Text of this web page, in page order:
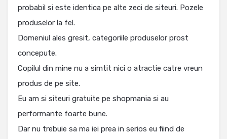
probabil si este identica pe alte zeci de siteuri. Pozele
produselor la fel.
Domeniul ales gresit, categoriile produselor prost
concepute.
Copilul din mine nu a simtit nici o atractie catre vreun
produs de pe site.
Eu am si siteuri gratuite pe shopmania si au
performante foarte bune.
Dar nu trebuie sa ma iei prea in serios eu fiind de